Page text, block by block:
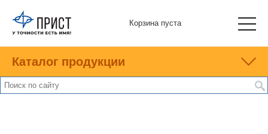
Корзина пуста
Каталог продукции